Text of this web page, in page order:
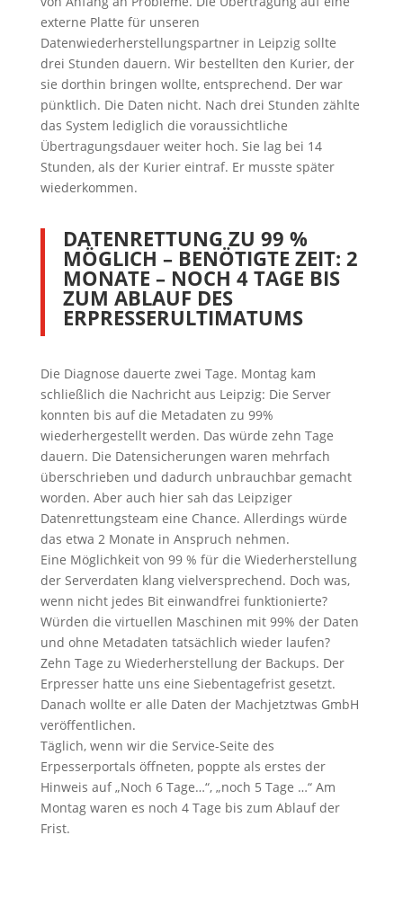
externe Platte für unseren
Datenwiederherstellungspartner in Leipzig sollte
drei Stunden dauern. Wir bestellten den Kurier, der
sie dorthin bringen wollte, entsprechend. Der war
pünktlich. Die Daten nicht. Nach drei Stunden zählte
das System lediglich die voraussichtliche
Übertragungsdauer weiter hoch. Sie lag bei 14
Stunden, als der Kurier eintraf. Er musste später
wiederkommen.
DATENRETTUNG ZU 99 %
MÖGLICH – BENÖTIGTE ZEIT: 2
MONATE – NOCH 4 TAGE BIS
ZUM ABLAUF DES
ERPRESSERULTIMATUMS
Die Diagnose dauerte zwei Tage. Montag kam
schließlich die Nachricht aus Leipzig: Die Server
konnten bis auf die Metadaten zu 99%
wiederhergestellt werden. Das würde zehn Tage
dauern. Die Datensicherungen waren mehrfach
überschrieben und dadurch unbrauchbar gemacht
worden. Aber auch hier sah das Leipziger
Datenrettungsteam eine Chance. Allerdings würde
das etwa 2 Monate in Anspruch nehmen.
Eine Möglichkeit von 99 % für die Wiederherstellung
der Serverdaten klang vielversprechend. Doch was,
wenn nicht jedes Bit einwandfrei funktionierte?
Würden die virtuellen Maschinen mit 99% der Daten
und ohne Metadaten tatsächlich wieder laufen?
Zehn Tage zu Wiederherstellung der Backups. Der
Erpresser hatte uns eine Siebentagefrist gesetzt.
Danach wollte er alle Daten der Machjetztwas GmbH
veröffentlichen.
Täglich, wenn wir die Service-Seite des
Erpesserportals öffneten, poppte als erstes der
Hinweis auf „Noch 6 Tage…“, „noch 5 Tage …“ Am
Montag waren es noch 4 Tage bis zum Ablauf der
Frist.